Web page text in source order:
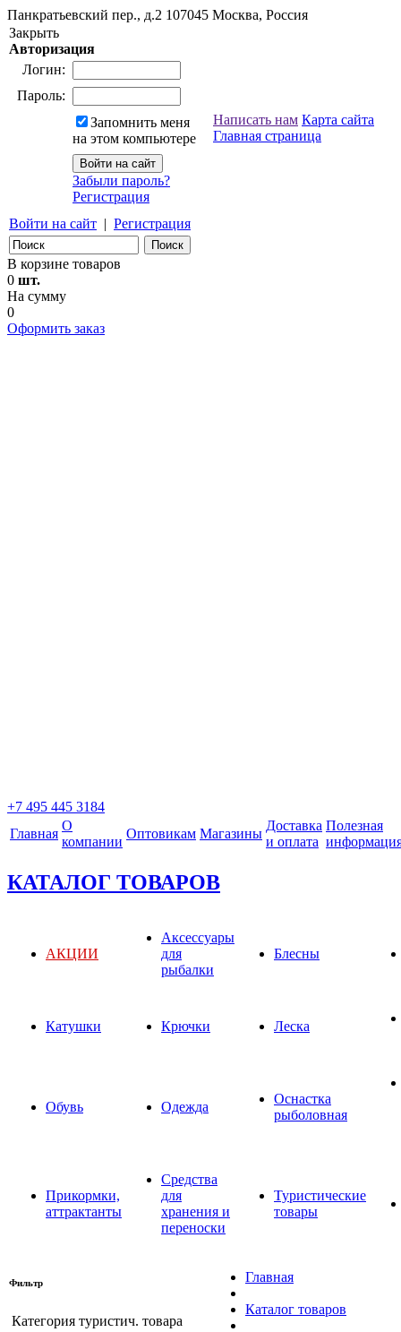
Панкратьевский пер., д.2 107045 Москва, Россия
Закрыть
Авторизация
Логин:
Пароль:
Запомнить меня
на этом компьютере
Забыли пароль?
Регистрация
Войти на сайт | Регистрация
Написать нам Карта сайта
Главная страница
В корзине товаров
0 шт.
На сумму
0
Оформить заказ
+7 495 445 3184
Главная
О
компании
Оптовикам Магазины
Доставка
и оплата
Полезная
КАТАЛОГ ТОВАРОВ
АКЦИИ
Аксессуары
для
рыбалки
Блесны
Катушки Крючки Леска
Обувь Одежда
Оснастка
рыболовная
Прикормки,
аттрактанты
Средства
для
хранения и
переноски
Туристические
товары
Фильтр
Категория туристич. товара
Главная
Каталог товаров